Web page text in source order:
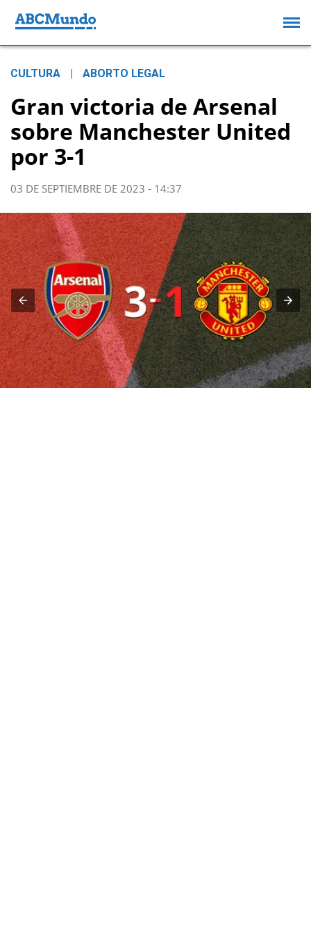
CULTURA ABORTO LEGAL
Gran victoria de Arsenal
sobre Manchester United
por 3-1
03 DE SEPTIEMBRE DE 2023 - 14:37